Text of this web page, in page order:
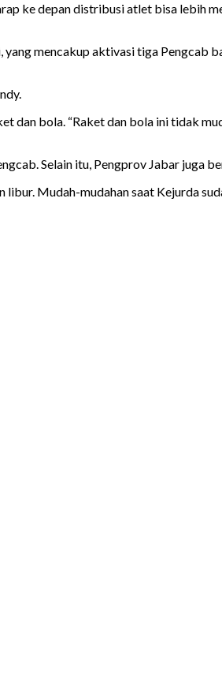
ke depan distribusi atlet bisa lebih
mencakup aktivasi tiga Pengcab
dan bola. “Raket dan bola ini tidak
Selain itu, Pengprov Jabar juga
Mudah-mudahan saat Kejurda